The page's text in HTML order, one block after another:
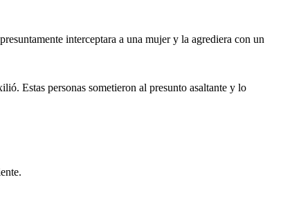
interceptara a una mujer y la agrediera con un
Estas personas sometieron al presunto asaltante y lo